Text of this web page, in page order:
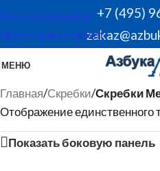
Skip to navigation
Skip to main content
+7 (495)
МЕНЮ
Главная/Скребки/Скребки
Отображение единственного
Показать боковую панель